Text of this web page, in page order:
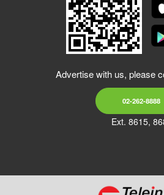
Advertise with us, please
02-262-8888
Ext. 8615,